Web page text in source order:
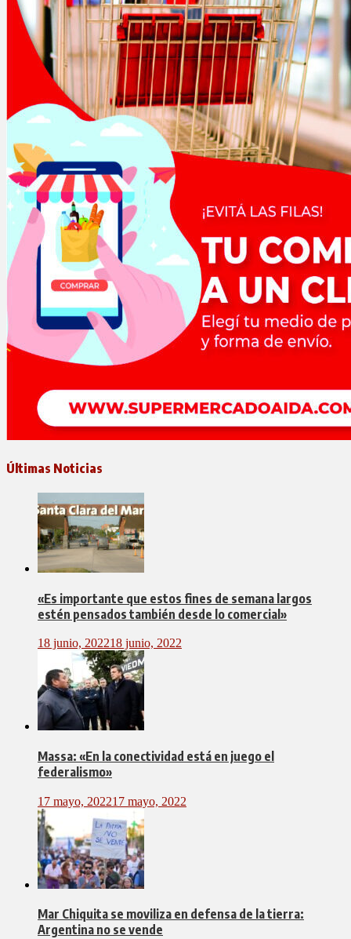
Últimas Noticias
«Es importante que estos fines de semana largos
estén pensados también desde lo comercial»
18 junio, 202218 junio, 2022
Massa: «En la conectividad está en juego el
federalismo»
17 mayo, 202217 mayo, 2022
Mar Chiquita se moviliza en defensa de la tierra:
Argentina no se vende